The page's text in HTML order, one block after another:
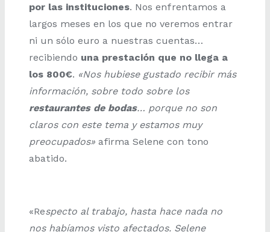
por las instituciones. Nos enfrentamos a
largos meses en los que no veremos entrar
ni un sólo euro a nuestras cuentas…
recibiendo una prestación que no llega a
los 800€. «Nos hubiese gustado recibir más
información, sobre todo sobre los
restaurantes de bodas… porque no son
claros con este tema y estamos muy
preocupados» afirma Selene con tono
abatido.
«Respecto al trabajo, hasta hace nada no
nos habíamos visto afectados. Selene